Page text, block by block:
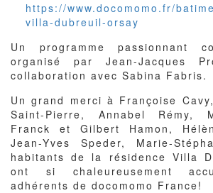
https://www.docomomo.fr/
villa-dubreuil-orsay
Un programme passionnant
organisé par Jean-Jacques
collaboration avec Sabina Fabris.
Un grand merci à Françoise
Saint-Pierre, Annabel Rémy,
Franck et Gilbert Hamon,
Jean-Yves Speder, Marie-
habitants de la résidence Villa
ont si chaleureusement
adhérents de docomomo France!